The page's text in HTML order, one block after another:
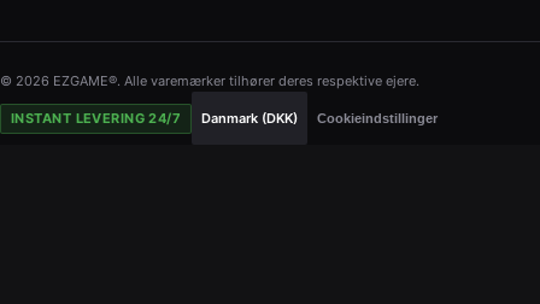
© 2026 EZGAME®. Alle varemærker tilhører deres respektive ejere.
INSTANT LEVERING 24/7 Danmark (DKK) Cookieindstillinger